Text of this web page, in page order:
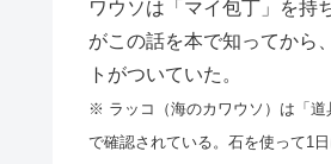
ワウソは「マイ包丁」を持
がこの話を本で知ってから
トがついていた。
※ ラッコ（海のカワウソ）は「道
で確認されている。石を使って1